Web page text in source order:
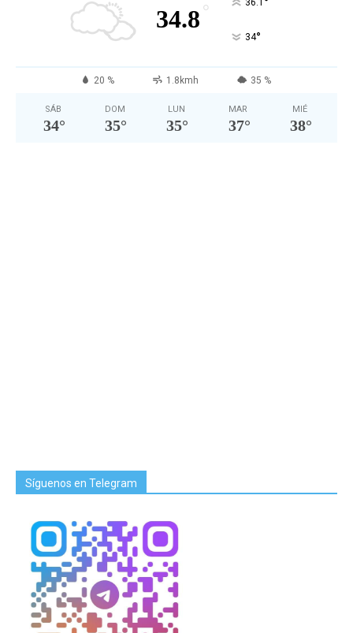
34.8 ° 36.1
34°
20 % 1.8kmh 35 %
SÁB
34°
DOM
35°
LUN
35°
MAR
37°
MIÉ
38°
Síguenos en Telegram